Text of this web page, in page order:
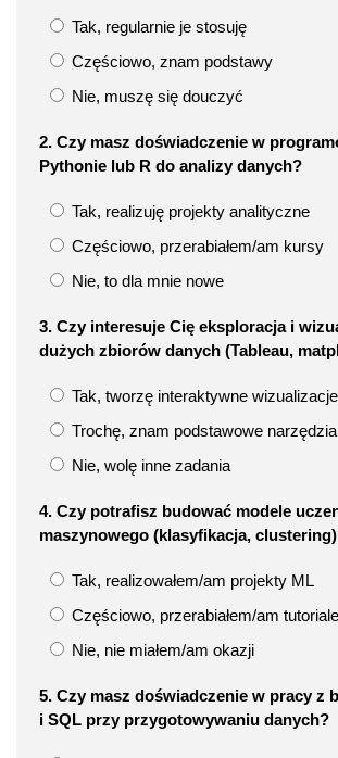
Tak, regularnie je stosuję
Częściowo, znam podstawy
Nie, muszę się douczyć
2. Czy masz doświadczenie w
Pythonie lub R do analizy danych?
Tak, realizuję projekty analityczne
Częściowo, przerabiałem/am kursy
Nie, to dla mnie nowe
3. Czy interesuje Cię eksploracja i
dużych zbiorów danych (Tableau,
Tak, tworzę interaktywne wizualizacje
Trochę, znam podstawowe narzędzia
Nie, wolę inne zadania
4. Czy potrafisz budować modele
maszynowego (klasyfikacja,
Tak, realizowałem/am projekty ML
Częściowo, przerabiałem/am tutoriale
Nie, nie miałem/am okazji
5. Czy masz doświadczenie w pracy z
i SQL przy przygotowywaniu danych?